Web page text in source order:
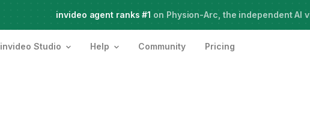
Meet Agent Two, frontier intelligence for
invideo agent ranks #1 on Physion-Arc, the independent AI
invideo Studio Help Community Pricing